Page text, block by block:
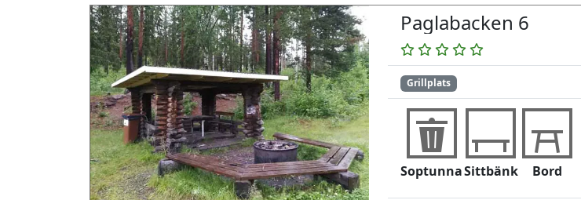
Paglabacken 6
Grillplats
SoptunnaSittbänk Bord